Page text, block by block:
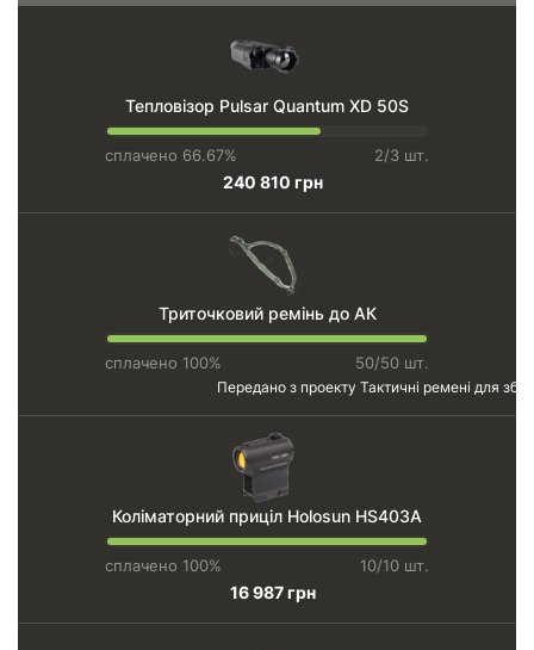
Тепловізор Pulsar Quantum XD 50S
сплачено 66.67% 2/3 шт.
240 810 грн
Триточковий ремінь до АК
сплачено 100%
50/50 шт.
Передано з проекту Тактичні ремені для
Коліматорний приціл Holosun HS403A
сплачено 100% 10/10 шт.
16 987 грн